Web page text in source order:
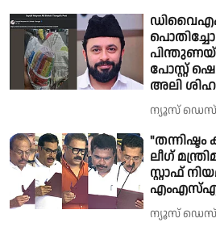
പോസ്റ്റ്
അലി
ന്യൂസ്
ലീഗ്
സ്റ്റാഫ്
ന്യൂസ്